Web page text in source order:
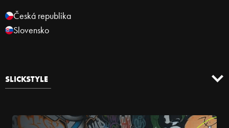
Česká republika
Slovensko
SLICKSTYLE